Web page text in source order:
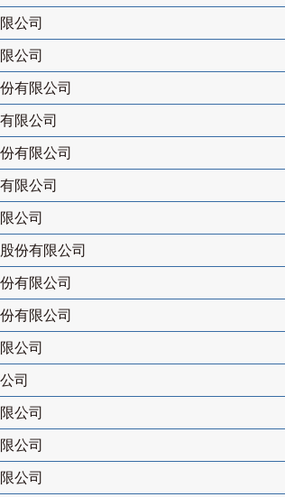
公司
公司
有限公司
限公司
有限公司
限公司
公司
份有限公司
有限公司
有限公司
公司
司
公司
公司
公司